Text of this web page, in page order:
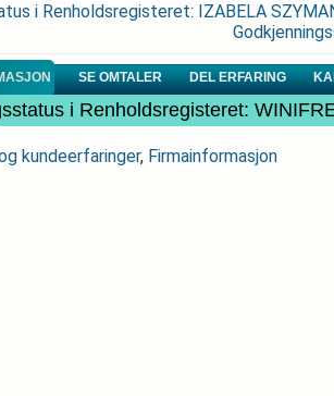
i Renholdsregisteret: IZABELA
SE OMTALER DEL ERFARING
i Renholdsregisteret:
kundeerfaringer, Firmainformasjon